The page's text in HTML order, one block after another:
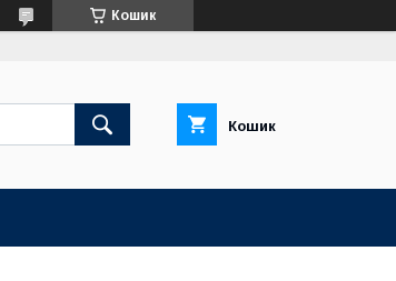
Кошик
Кошик